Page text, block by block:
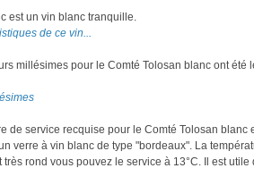
est un vin blanc tranquille.
de ce vin...
millésimes pour le Comté Tolosan blanc ont
de service recquise pour le Comté Tolosan blanc
verre à vin blanc de type "bordeaux". La
rond vous pouvez le service à 13°C. Il est